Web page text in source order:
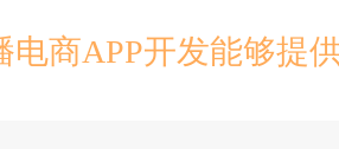
电商APP开发能够提